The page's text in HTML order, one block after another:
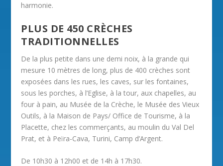
harmonie.
PLUS DE 450 CRÈCHES
TRADITIONNELLES
De la plus petite dans une demi noix, à la grande qui
mesure 10 mètres de long, plus de 400 crèches sont
exposées dans les rues, les caves, sur les fontaines,
sous les porches, à l’Eglise, à la tour, aux chapelles, au
four à pain, au Musée de la Crèche, le Musée des Vieux
Outils, à la Maison de Pays/ Office de Tourisme, à la
Placette, chez les commerçants, au moulin du Val Del
Prat, et à Peïra-Cava, Turini, Camp d’Argent.
De 10h30 à 12h00 et de 14h à 17h30.